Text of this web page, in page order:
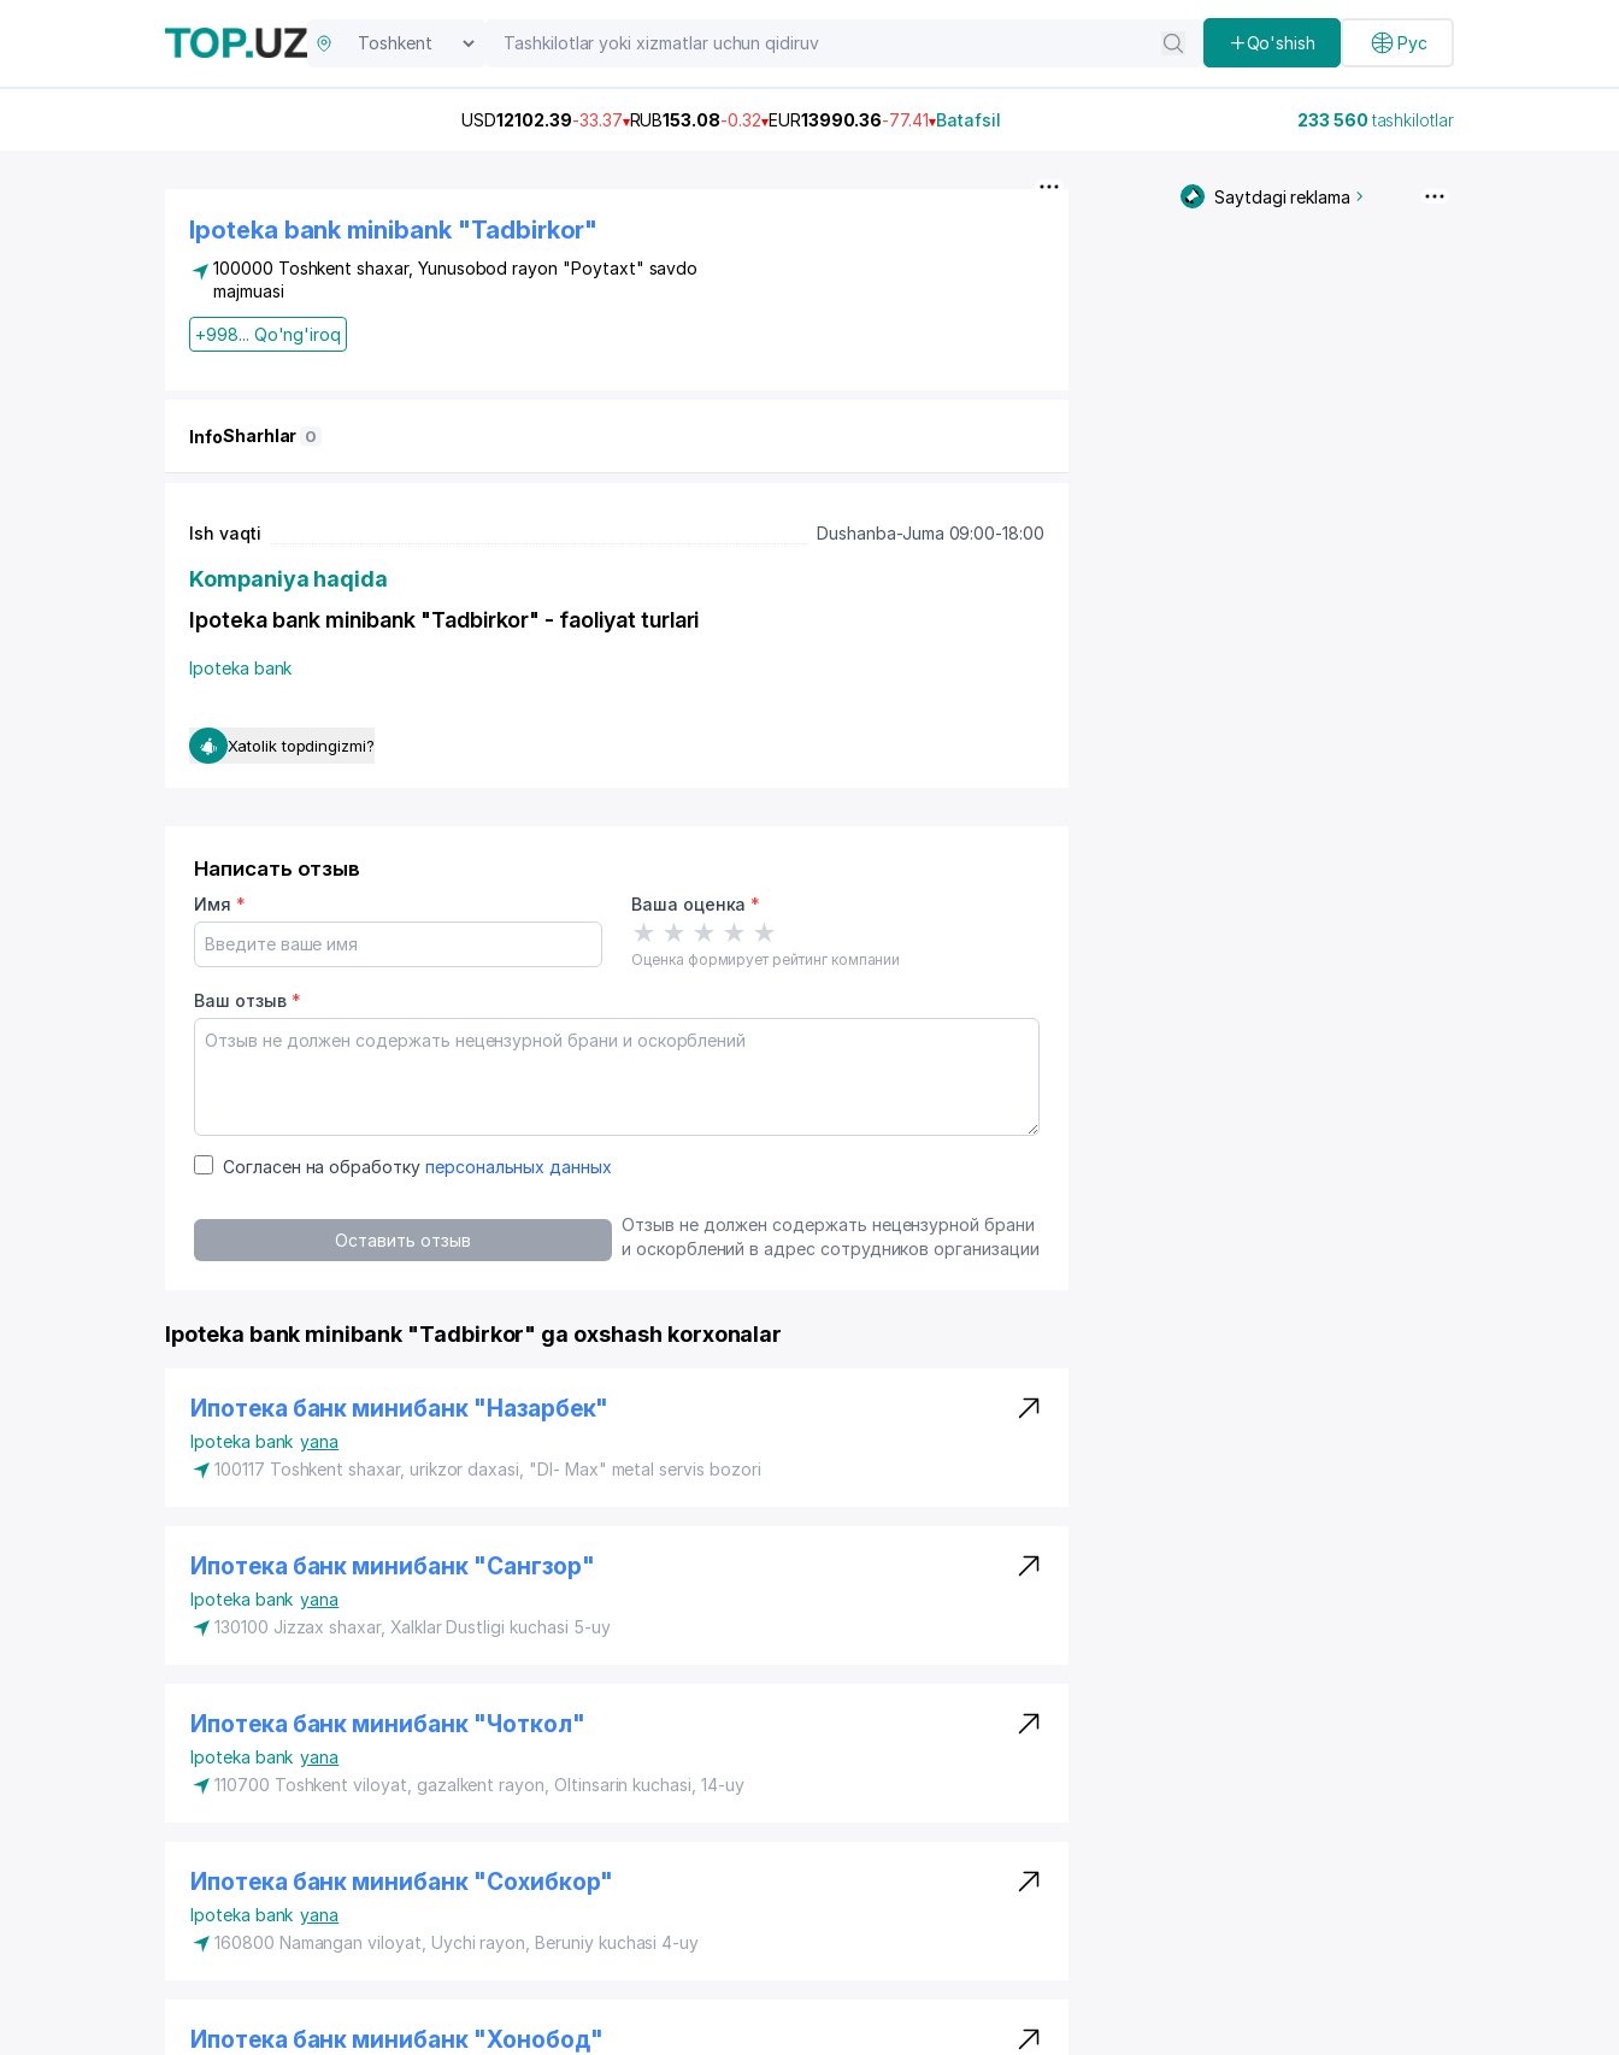
Qo'shish Рус
USD12102.39-33.37 RUB153.08-0.32 EUR13990.36-77.41 Batafsil 233 560tashkilotlar
Ipoteka bank minibank "Tadbirkor"
100000 Toshkent shaxar, Yunusobod rayon "Poytaxt" savdo
majmuasi
+998... Qo'ng'iroq
InfoSharhlar 0
Ish vaqti Dushanba-Juma 09:00-18:00
Kompaniya haqida
Ipoteka bank minibank "Tadbirkor" - faoliyat turlari
Ipoteka bank
Xatolik topdingizmi?
Написать отзыв
Имя * Ваша оценка *
★ ★ ★ ★ ★
Оценка формирует рейтинг компании
Ваш отзыв *
Согласен на обработку персональных данных
Оставить отзыв
Отзыв не должен содержать нецензурной брани
и оскорблений в адрес сотрудников организации
Ipoteka bank minibank "Tadbirkor" ga oxshash korxonalar
Ипотека банк минибанк "Назарбек"
Ipoteka bank yana
100117 Toshkent shaxar, urikzor daxasi, "DI- Max" metal servis bozori
Ипотека банк минибанк "Сангзор"
Ipoteka bank yana
130100 Jizzax shaxar, Xalklar Dustligi kuchasi 5-uy
Ипотека банк минибанк "Чоткол"
Ipoteka bank yana
110700 Toshkent viloyat, gazalkent rayon , Oltinsarin kuchasi, 14-uy
Ипотека банк минибанк "Сохибкор"
Ipoteka bank yana
160800 Namangan viloyat, Uychi rayon , Beruniy kuchasi 4-uy
Ипотека банк минибанк "Хонобод"
Saytdagi reklama